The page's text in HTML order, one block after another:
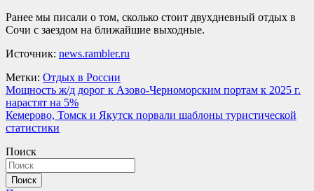
Ранее мы писали о том, сколько стоит двухдневный отдых в
Сочи с заездом на ближайшие выходные.
Источник: news.rambler.ru
Метки: Отдых в России
Навигация
по
записям
Мощность ж/д дорог к Азово-Черноморским портам к 2025 г.
нарастят на 5%
Кемерово, Томск и Якутск порвали шаблоны туристической
статистики
Поиск
Поиск